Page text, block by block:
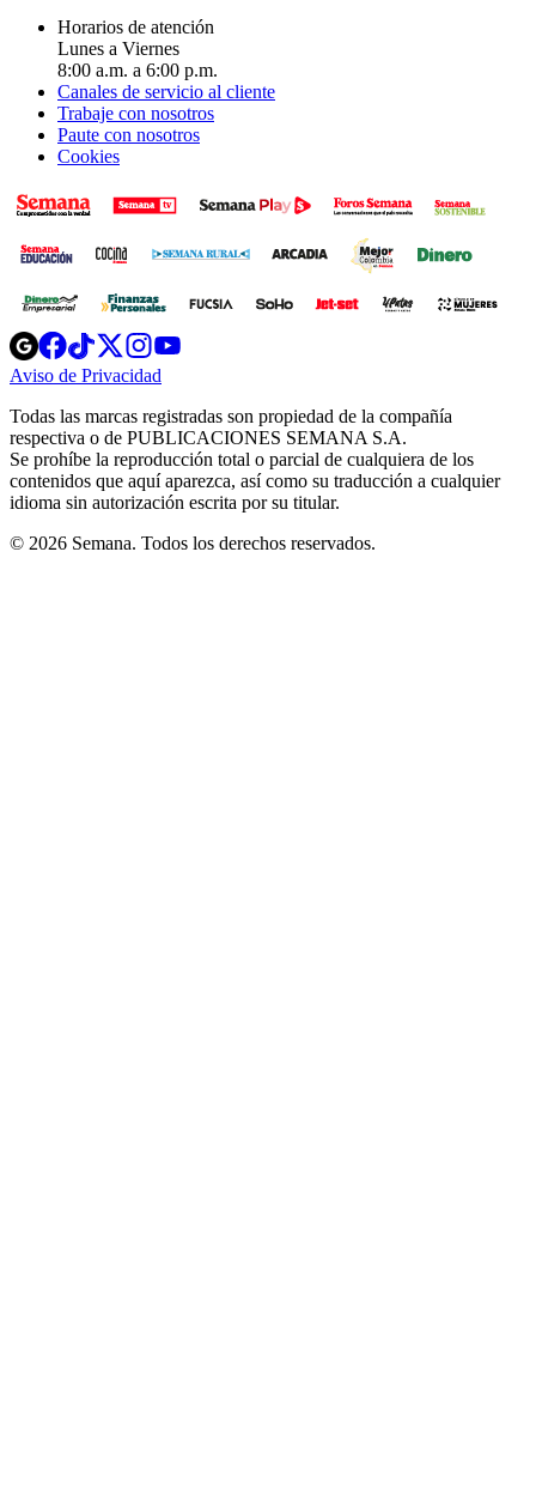
Horarios de atención
Lunes a Viernes
8:00 a.m. a 6:00 p.m.
Canales de servicio al cliente
Trabaje con nosotros
Paute con nosotros
Cookies
Opens
in
new
Opens
in
new
Opens
in
new
window
Opens
new
windowwindow
Aviso de Privacidad
new
window
Todas las marcas registradas son propiedad de la compañía
respectiva o de PUBLICACIONES SEMANA S.A.
Se prohíbe la reproducción total o parcial de cualquiera de los
contenidos que aquí aparezca, así como su traducción a cualquier
idioma sin autorización escrita por su titular.
© 2026 Semana. Todos los derechos reservados.